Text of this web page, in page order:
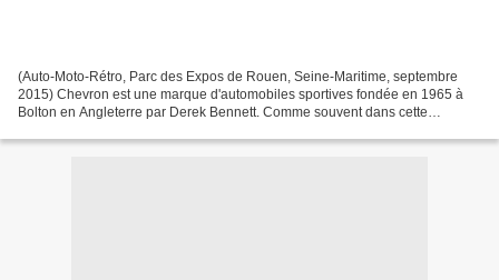
(Auto-Moto-Rétro, Parc des Expos de Rouen, Seine-Maritime, septembre
2015) Chevron est une marque d'automobiles sportives fondée en 1965 à
Bolton en Angleterre par Derek Bennett. Comme souvent dans cette